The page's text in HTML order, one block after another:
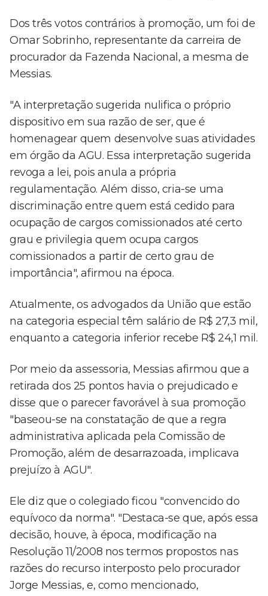
Dos três votos contrários à promoção, um foi de
Omar Sobrinho, representante da carreira de
procurador da Fazenda Nacional, a mesma de
Messias.
"A interpretação sugerida nulifica o próprio
dispositivo em sua razão de ser, que é
homenagear quem desenvolve suas atividades
em órgão da AGU. Essa interpretação sugerida
revoga a lei, pois anula a própria
regulamentação. Além disso, cria-se uma
discriminação entre quem está cedido para
ocupação de cargos comissionados até certo
grau e privilegia quem ocupa cargos
comissionados a partir de certo grau de
importância", afirmou na época.
Atualmente, os advogados da União que estão
na categoria especial têm salário de R$ 27,3 mil,
enquanto a categoria inferior recebe R$ 24,1 mil.
Por meio da assessoria, Messias afirmou que a
retirada dos 25 pontos havia o prejudicado e
disse que o parecer favorável à sua promoção
"baseou-se na constatação de que a regra
administrativa aplicada pela Comissão de
Promoção, além de desarrazoada, implicava
prejuízo à AGU".
Ele diz que o colegiado ficou "convencido do
equívoco da norma". "Destaca-se que, após essa
decisão, houve, à época, modificação na
Resolução 11/2008 nos termos propostos nas
razões do recurso interposto pelo procurador
Jorge Messias, e, como mencionado,